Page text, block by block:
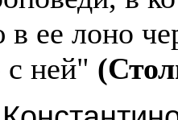
ее лоно
с ней"